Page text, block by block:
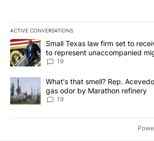
ACTIVE CONVERSATIONS
The following is a list of the most
A trending article titled "Small Texas law
Small Texas law firm set to
to represent unaccompanied
19
A trending article titled "What's that
What's that smell? Rep.
gas odor by Marathon refinery
19